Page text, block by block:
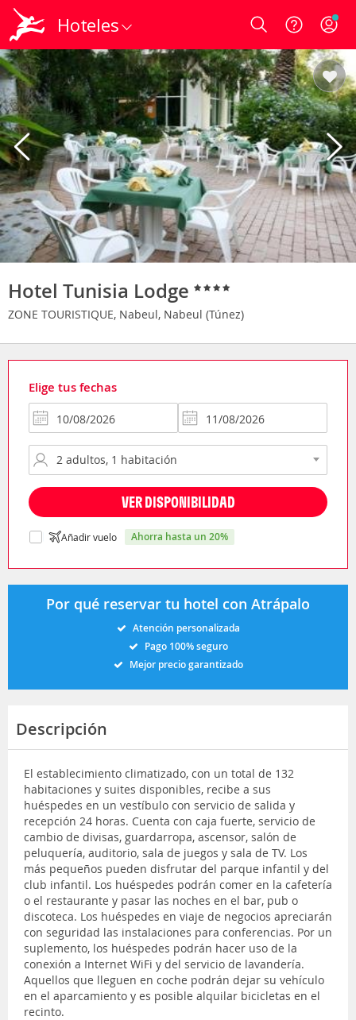
Hoteles Login
Hotel Tunisia Lodge
ZONE TOURISTIQUE, Nabeul, Nabeul (Túnez)
Elige tus fechas
VER DISPONIBILIDAD
Añadir vuelo ahorra hasta un 20%
Por qué reservar tu hotel con Atrápalo
Atención personalizada
Pago 100% seguro
Mejor precio garantizado
Descripción
El establecimiento climatizado, con un total de 132
habitaciones y suites disponibles, recibe a sus
huéspedes en un vestíbulo con servicio de salida y
recepción 24 horas. Cuenta con caja fuerte, servicio de
cambio de divisas, guardarropa, ascensor, salón de
peluquería, auditorio, sala de juegos y sala de TV. Los
más pequeños pueden disfrutar del parque infantil y del
club infantil. Los huéspedes podrán comer en la cafetería
o el restaurante y pasar las noches en el bar, pub o
discoteca. Los huéspedes en viaje de negocios apreciarán
con seguridad las instalaciones para conferencias. Por un
suplemento, los huéspedes podrán hacer uso de la
conexión a Internet WiFi y del servicio de lavandería.
Aquellos que lleguen en coche podrán dejar su vehículo
en el aparcamiento y es posible alquilar bicicletas en el
recinto.